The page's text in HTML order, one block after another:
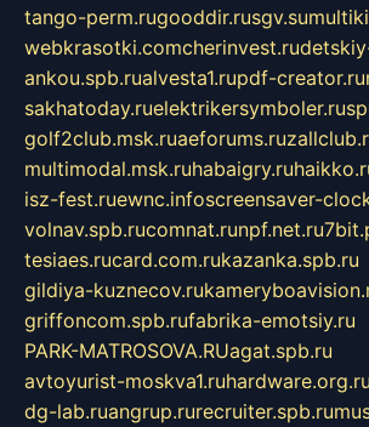
tango-perm.rugooddir.rusgv.su
webkrasotki.comcherinvest.ru
ankou.spb.rualvesta1.rupdf-creator.ru
sakhatoday.ruelektrikersymboler.ru
golf2club.msk.ruaeforums.ru
multimodal.msk.ruhabaigry.ru
isz-fest.ruewnc.infoscreensaver-
volnav.spb.rucomnat.runpf.net.ru
tesiaes.rucard.com.rukazanka.spb.ru
gildiya-kuznecov.ru
griffoncom.spb.rufabrika-emotsiy.ru
PARK-MATROSOVA.RUagat.spb.ru
avtoyurist-moskva1.ruhardware.org.ru
dg-lab.ruangrup.rurecruiter.spb.ru